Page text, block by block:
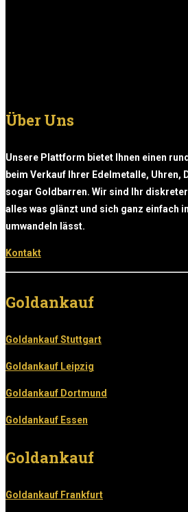
Über Uns
Unsere Plattform bietet Ihnen einen
beim Verkauf Ihrer Edelmetalle, Uhren,
sogar Goldbarren. Wir sind Ihr
alles was glänzt und sich ganz einfach
umwandeln lässt.
Kontakt
Goldankauf
Goldankauf Stuttgart
Goldankauf Leipzig
Goldankauf Dortmund
Goldankauf Essen
Goldankauf
Goldankauf Frankfurt